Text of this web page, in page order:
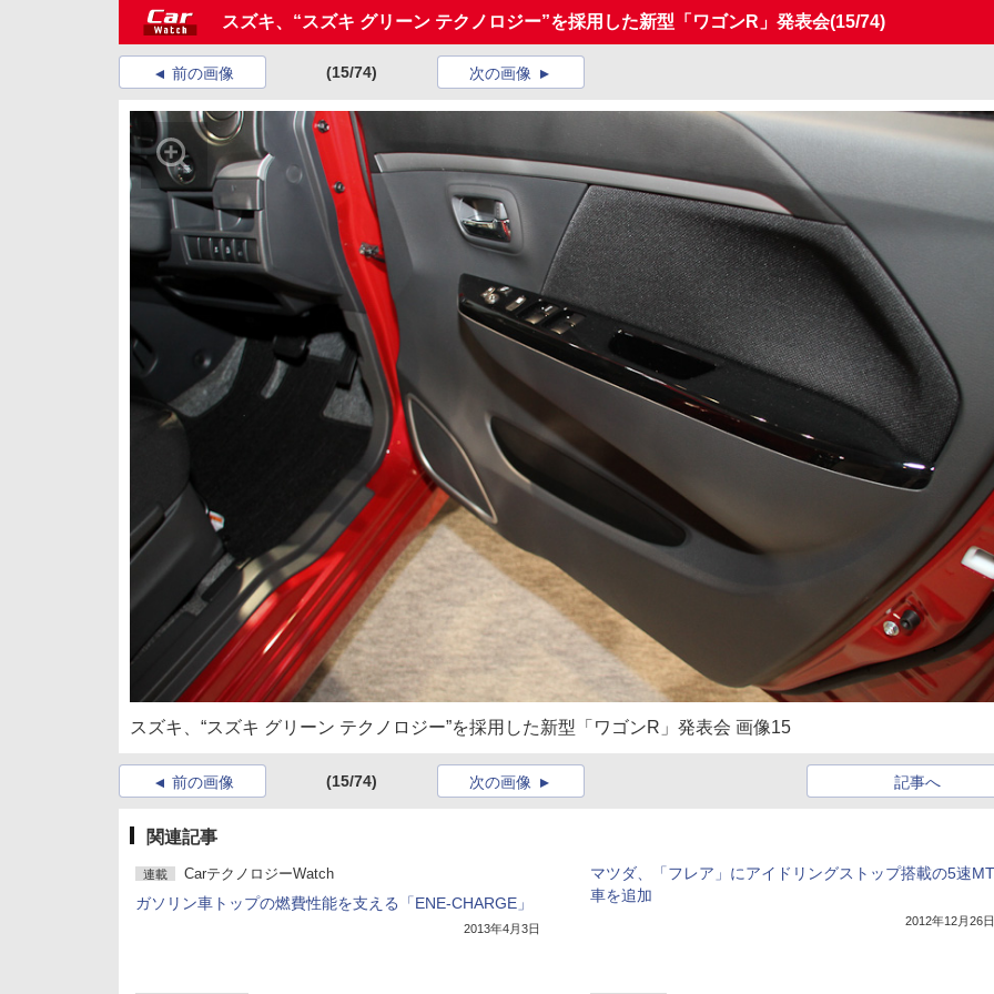
スズキ、“スズキ グリーン テクノロジー”を採用した新型「ワゴンR」発表会(15/74)
前の画像 (15/74) 次の画像
スズキ、“スズキ グリーン テクノロジー”を採用した新型「ワゴンR」発表会 画像15
前の画像 (15/74) 記事へ
次の画像
関連記事
連載 CarテクノロジーWatch
ガソリン車トップの燃費性能を支える「ENE-CHARGE」
2013年4月3日
マツダ、「フレア」にアイドリングストップ搭載の5速MT
車を追加
2012年12月26日